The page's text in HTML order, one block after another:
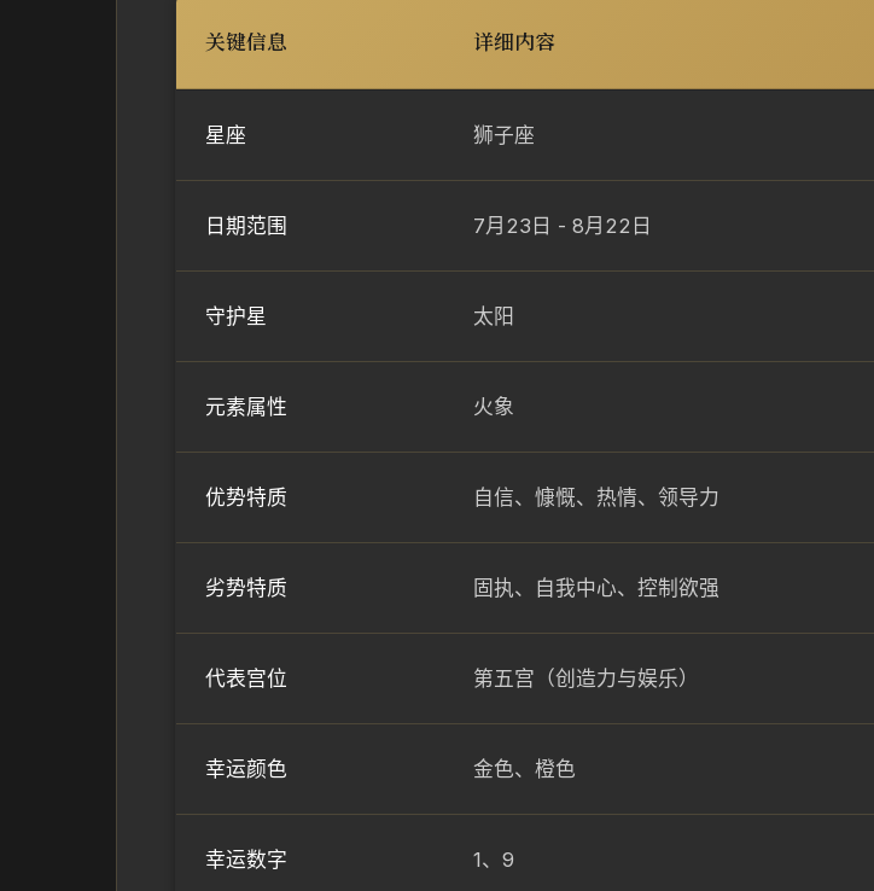
关键信息 详细内容
星座 狮子座
日期范围 7月23日 - 8月22日
守护星 太阳
元素属性 火象
优势特质 自信、慷慨、热情、领导力
劣势特质 固执、自我中心、控制欲强
代表宫位 第五宫（创造力与娱乐）
幸运颜色 金色、橙色
幸运数字 1、9